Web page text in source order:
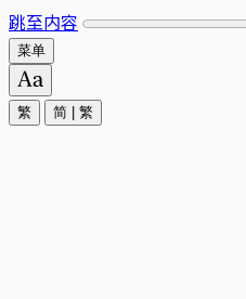
跳至内容
菜单
繁 简 繁